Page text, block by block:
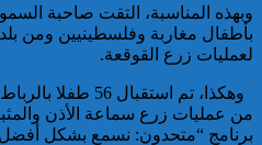
تركيا:القضاء يأمر بحبس رئيس
بلدية إسطنبول على ذمة التحقيق
وبهذه المناسبة، التقت صاحبة السمو
بأطفال مغاربة وفلسطينيين ومن
لعمليات زرع القوقعة.
وهكذا، تم
من عمليات زرع سماعة الأذن
برنامج “متحدون: نسمع بشكل